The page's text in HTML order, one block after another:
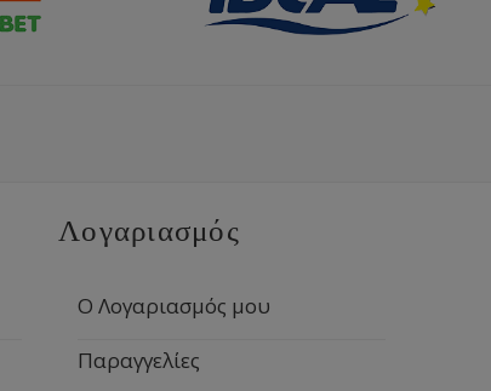
Λογαριασμός
Ο Λογαριασμός μου
Παραγγελίες